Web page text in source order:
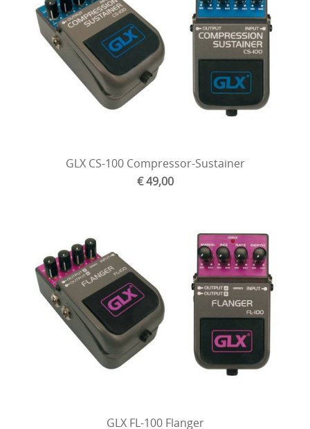
GLX CS-100 Compressor-Sustainer
€ 49,00
GLX FL-100 Flanger